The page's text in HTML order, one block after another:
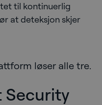
til kontinuerlig
at deteksjon skjer
løser alle tre.
Security